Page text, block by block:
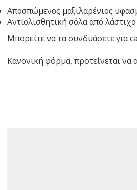
Αποσπώμενος μαξιλαρένιος
Αντιολισθητική σόλα από λάστιχο
Μπορείτε να τα συνδυάσετε για
Κανονική φόρμα, προτείνεται